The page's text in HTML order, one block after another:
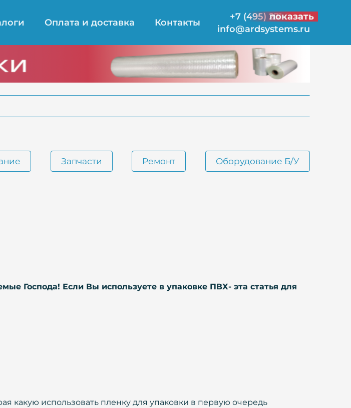
Оплата и доставка Контакты
+7 (495) 231-21-00
показать
info@ardsystems.ru
Запчасти Ремонт Оборудование Б/У
Господа! Если Вы используете в упаковке ПВХ- эта статья для
какую использовать пленку для упаковки в первую очередь